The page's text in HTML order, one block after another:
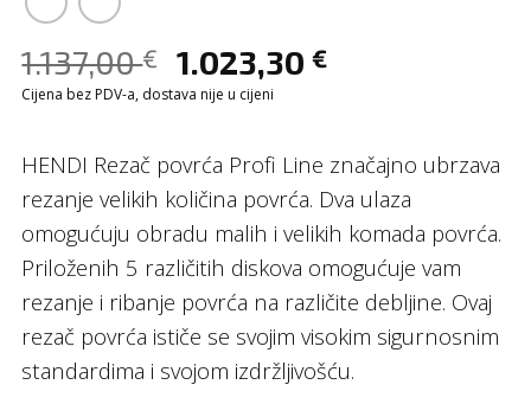
1.137,00€ 1.023,30 €
Cijena bez PDV-a, dostava nije u cijeni
HENDI Rezač povrća Profi Line značajno ubrzava
rezanje velikih količina povrća. Dva ulaza
omogućuju obradu malih i velikih komada povrća.
Priloženih 5 različitih diskova omogućuje vam
rezanje i ribanje povrća na različite debljine. Ovaj
rezač povrća ističe se svojim visokim sigurnosnim
standardima i svojom izdržljivošću.